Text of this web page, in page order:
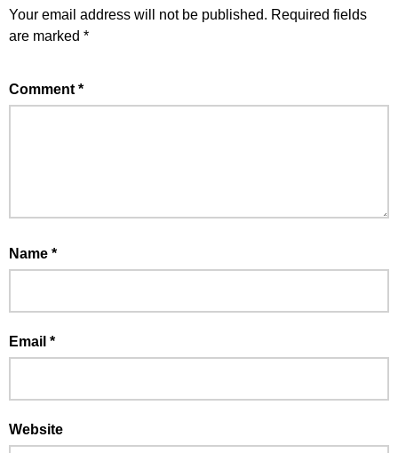
Your email address will not be published. Required fields
are marked *
Comment *
Name *
Email *
Website